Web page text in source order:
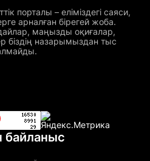
порталы – еліміздегі саяси,
арналған бірегей жоба.
маңызды оқиғалар,
біздің назарымыздан тыс
байланыс